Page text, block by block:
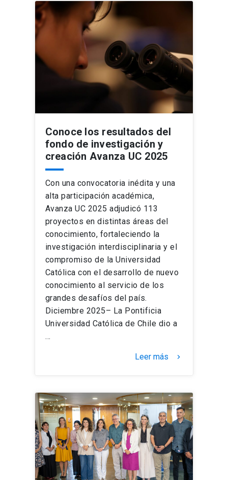
Conoce los resultados del
fondo de investigación y
creación Avanza UC 2025
Con una convocatoria inédita y una
alta participación académica,
Avanza UC 2025 adjudicó 113
proyectos en distintas áreas del
conocimiento, fortaleciendo la
investigación interdisciplinaria y el
compromiso de la Universidad
Católica con el desarrollo de nuevo
conocimiento al servicio de los
grandes desafíos del país.
Diciembre 2025– La Pontificia
Universidad Católica de Chile dio a
…
Leer más keyboard_arrow_right